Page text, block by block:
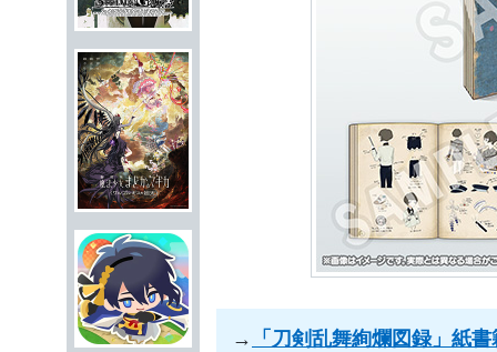
→ 「刀剣乱舞絢爛図録」紙